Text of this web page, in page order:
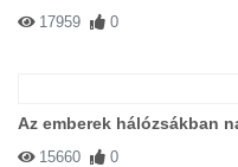
17959 0
Az emberek hálózsákban
15660 0